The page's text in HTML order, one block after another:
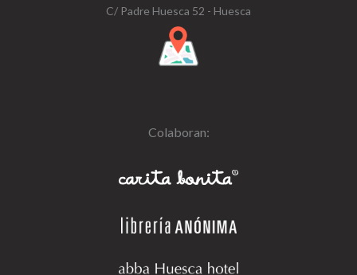
C/ Padre Huesca 52 - Huesca
Colaboran: